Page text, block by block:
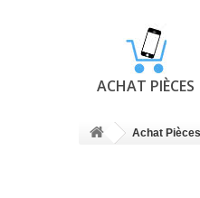
ACHAT PIÈCES
Achat